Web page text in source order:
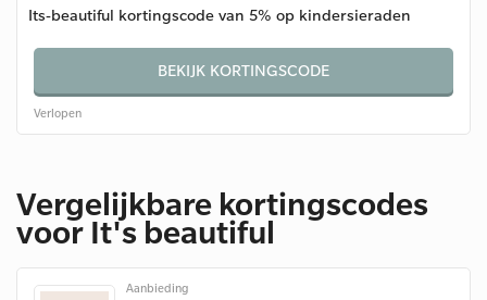
Its-beautiful kortingscode van 5% op kindersieraden
BEKIJK KORTINGSCODE
Verlopen
Vergelijkbare kortingscodes
voor It's beautiful
Aanbieding